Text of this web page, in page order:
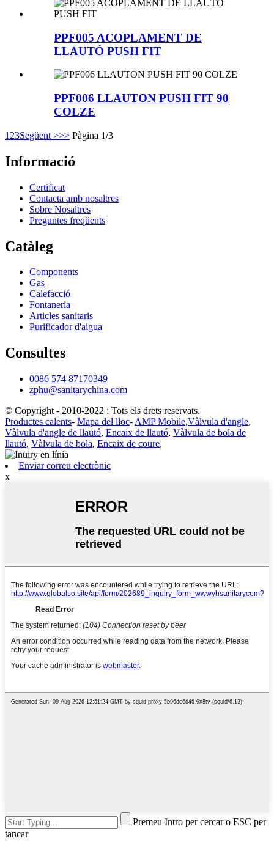
PPF005 ACOPLAMENT DE
LLAUTÓ PUSH FIT
PPF006 LLAUTON PUSH FIT 90
COLZE
1 23Següent >>> Pàgina 1/3
Informació
Certificat
Contacta amb nosaltres
Sobre Nosaltres
Preguntes freqüents
Catàleg
Components
Gas
Calefacció
Fontaneria
Articles sanitaris
Purificador d'aigua
Consultes
0086 574 87170349
zphu@sanitarychina.com
© Copyright - 2010-2022 : Tots els drets reservats.
Productes calents- Mapa del lloc- AMP Mobile,Vàlvula d'angle,
Vàlvula d'angle de llautó, Encaix de llautó, Vàlvula de bola de
llautó, Vàlvula de bola, Encaix de coure,
Enviar correu electrònic
x
Premeu Intro per cercar o ESC per
tancar